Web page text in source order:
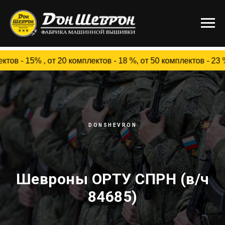
от 20 комплектов - 18 %, от 50 комплектов - 23 %,
DONSHEVRON
Шевроны ОРТУ СПРН (в/ч
84685)